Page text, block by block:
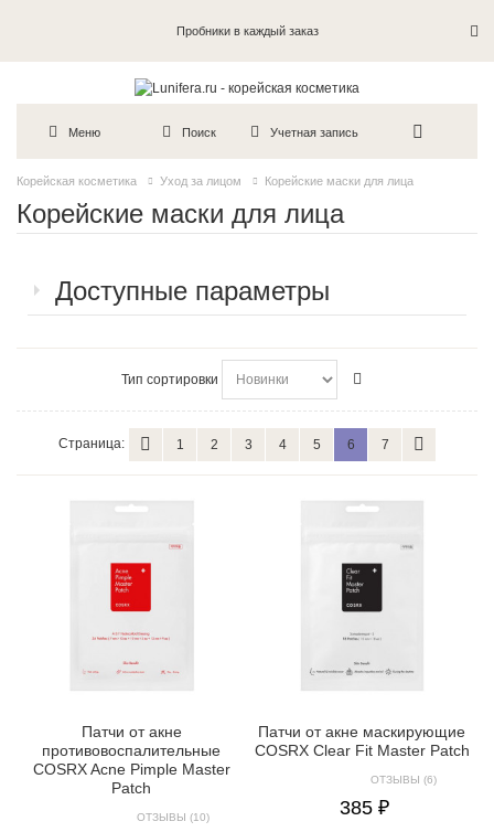
Пробники в каждый заказ
Меню Поиск Учетная запись
Корейская косметика Уход за лицом Корейские маски для лица
Корейские маски для лица
Доступные параметры
Тип сортировки
Страница: 1 2 3 4 5 6 7
Патчи от акне
противовоспалительные
COSRX Acne Pimple Master
Patch
ОТЗЫВЫ (10)
Патчи от акне маскирующие
COSRX Clear Fit Master Patch
ОТЗЫВЫ (6)
385 ₽